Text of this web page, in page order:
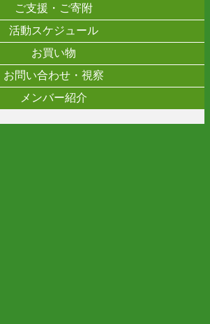
ご支援・ご寄附
活動スケジュール
お買い物
お問い合わせ・視察
メンバー紹介